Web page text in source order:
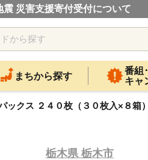
震 災害支援寄付受付について
まちから探す
番組
キャ
ックス ２４０枚（３０枚入×８箱
栃木県 栃木市